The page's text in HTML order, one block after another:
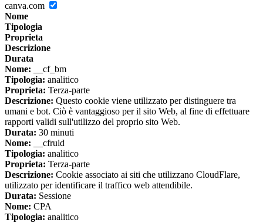
canva.com
Nome
Tipologia
Proprieta
Descrizione
Durata
Nome: __cf_bm
Tipologia: analitico
Proprieta: Terza-parte
Descrizione: Questo cookie viene utilizzato per distinguere tra
umani e bot. Ciò è vantaggioso per il sito Web, al fine di effettuare
rapporti validi sull'utilizzo del proprio sito Web.
Durata: 30 minuti
Nome: __cfruid
Tipologia: analitico
Proprieta: Terza-parte
Descrizione: Cookie associato ai siti che utilizzano CloudFlare,
utilizzato per identificare il traffico web attendibile.
Durata: Sessione
Nome: CPA
Tipologia: analitico